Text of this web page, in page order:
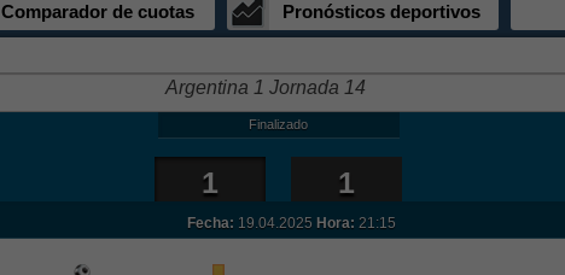
Comparador de cuotas Pronósticos deportivos
Argentina 1 Jornada 14
Finalizado
1 1
Fecha: 19.04.2025 Hora: 21:15